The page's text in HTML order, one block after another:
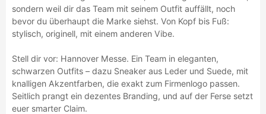
sondern weil dir das Team mit seinem Outfit auffällt, noch
bevor du überhaupt die Marke siehst. Von Kopf bis Fuß:
stylisch, originell, mit einem anderen Vibe.
Stell dir vor: Hannover Messe. Ein Team in eleganten,
schwarzen Outfits – dazu Sneaker aus Leder und Suede, mit
knalligen Akzentfarben, die exakt zum Firmenlogo passen.
Seitlich prangt ein dezentes Branding, und auf der Ferse setzt
euer smarter Claim.